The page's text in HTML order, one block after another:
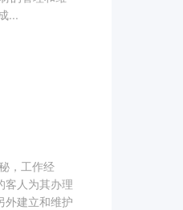
...
，工作经
客人为其办理
外建立和维护